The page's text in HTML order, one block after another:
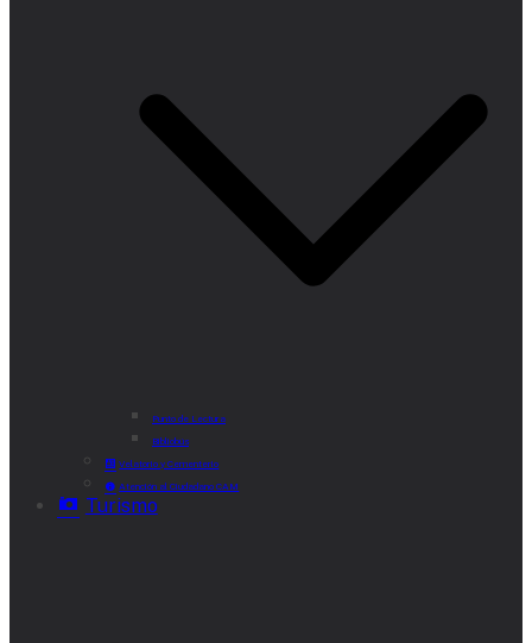
Punto de Lectura
Bibliobús
Velatorio y Cementerio
Atención al Ciudadano CAM
Turismo